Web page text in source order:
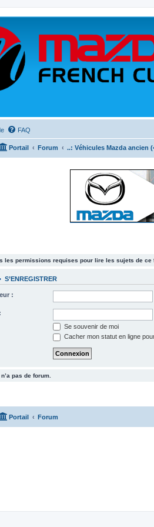
FAQ
Portail Forum ..: Véhicules Mazda ancien
les permissions requises pour lire les sujets de ce
S’ENREGISTRER
:
Se souvenir de moi
Cacher mon statut en ligne
pas de forum.
Portail Forum